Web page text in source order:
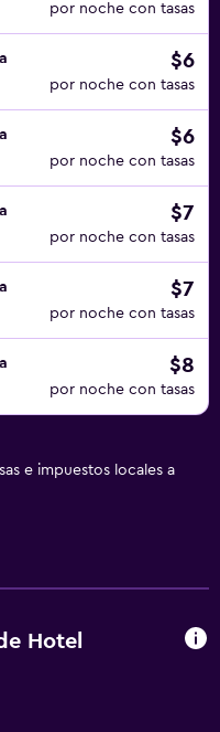
por noche con tasas
$6
por noche con tasas
$6
por noche con tasas
$7
por noche con tasas
$7
por noche con tasas
$8
por noche con tasas
e impuestos locales a
Hotel